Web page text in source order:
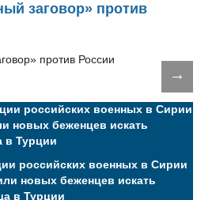
заговор» против
→
российских военных в Сирии
новых беженцев искать
в Турции